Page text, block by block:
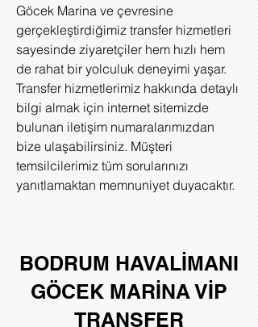
Göcek Marina ve çevresine
gerçekleştirdiğimiz transfer hizmetleri
sayesinde ziyaretçiler hem hızlı hem
de rahat bir yolculuk deneyimi yaşar.
Transfer hizmetlerimiz hakkında detaylı
bilgi almak için internet sitemizde
bulunan iletişim numaralarımızdan
bize ulaşabilirsiniz. Müşteri
temsilcilerimiz tüm sorularınızı
yanıtlamaktan memnuniyet duyacaktır.
BODRUM HAVALİMANI
GÖCEK MARİNA VİP
TRANSFER